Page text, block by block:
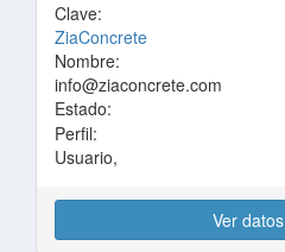
Clave:
ZiaConcrete
Nombre:
info@ziaconcrete.com
Estado:
Perfil:
Usuario,
Ver datos